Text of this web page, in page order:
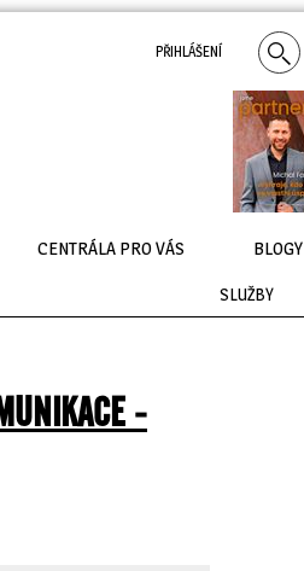
-
PŘIHLÁŠENÍ
CENTRÁLA PRO VÁS BLOGY
SLUŽBY